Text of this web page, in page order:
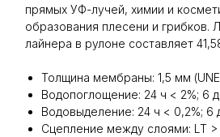
прямых УФ-лучей, химии и
образования плесени и
лайнера в рулоне составляет
Толщина мембраны: 1,5 мм (UNE
Водопоглощение: 24 ч < 2%; 6
Водовыделение: 24 ч < 0,2%; 6
Сцепление между слоями: LT >